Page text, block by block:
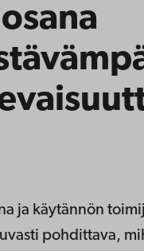
ja käytännön
pohdittava,